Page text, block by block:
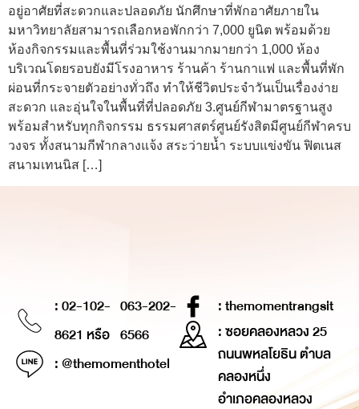
อยู่อาศัยที่สะดวกและปลอดภัย นักศึกษาที่พักอาศัยภายใน
มหาวิทยาลัยสามารถเลือกหอพักกว่า 7,000 ยูนิต พร้อมด้วย
ห้องกิจกรรมและพื้นที่ร่วมใช้งานมากมายกว่า 1,000 ห้อง
บริเวณโดยรอบยังมีโรงอาหาร ร้านค้า ร้านกาแฟ และพื้นที่พัก
ผ่อนที่กระจายตัวอย่างทั่วถึง ทำให้ชีวิตประจำวันเป็นเรื่องง่าย
สะดวก และอุ่นใจในพื้นที่ที่ปลอดภัย 3.ศูนย์กีฬามาตรฐานสูง
พร้อมสำหรับทุกกิจกรรม ธรรมศาสตร์ศูนย์รังสิตมีศูนย์กีฬาครบ
วงจร ทั้งสนามกีฬากลางแจ้ง สระว่ายน้ำ ระบบแข่งขัน ฟิตเนส
สนามเทนนิส […]
: 02-102-
8621 หรือ
063-202-
6566
: @themomenthotel
: themomentrangsit
: ซอยคลองหลวง 25
ถนนพหลโยธิน ตำบล
คลองหนึ่ง
อำเภอคลองหลวง